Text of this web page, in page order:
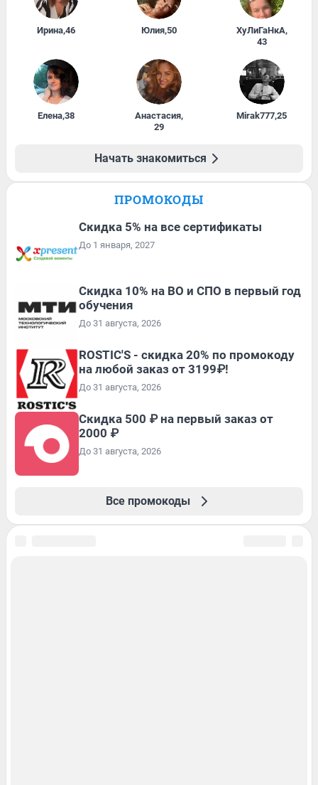
Ирина,46 Юлия,50 ХуЛиГаНкА,
43
Елена,38 Анастасия,
29
Mirak777,25
Начать знакомиться
ПРОМОКОДЫ
Скидка 5% на все сертификаты
До 1 января, 2027
Скидка 10% на ВО и СПО в первый год
обучения
До 31 августа, 2026
ROSTIC'S - скидка 20% по промокоду
на любой заказ от 3199₽!
До 31 августа, 2026
Скидка 500 ₽ на первый заказ от
2000 ₽
До 31 августа, 2026
Все промокоды